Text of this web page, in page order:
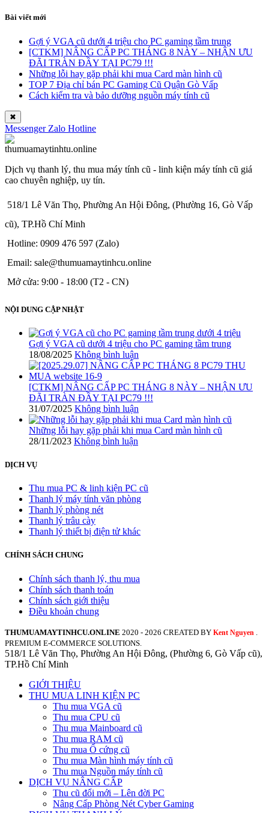
Bài viết mới
Gợi ý VGA cũ dưới 4 triệu cho PC gaming tầm trung
[CTKM] NÂNG CẤP PC THÁNG 8 NÀY – NHẬN ƯU
ĐÃI TRÀN ĐẦY TẠI PC79 !!!
Những lỗi hay gặp phải khi mua Card màn hình cũ
TOP 7 Địa chỉ bán PC Gaming Cũ Quận Gò Vấp
Cách kiểm tra và bảo dưỡng nguồn máy tính cũ
✖
Messenger Zalo Hotline
Dịch vụ thanh lý, thu mua máy tính cũ - linh kiện máy tính cũ giá
cao chuyên nghiệp, uy tín.
518/1 Lê Văn Thọ, Phường An Hội Đông, (Phường 16, Gò Vấp
cũ), TP.Hồ Chí Minh
Hotline: 0909 476 597 (Zalo)
Email: sale@thumuamaytinhcu.online
Mở cửa: 9:00 - 18:00 (T2 - CN)
NỘI DUNG CẬP NHẬT
Gợi ý VGA cũ dưới 4 triệu cho PC gaming tầm trung
18/08/2025 Không bình luận
[CTKM] NÂNG CẤP PC THÁNG 8 NÀY – NHẬN ƯU
ĐÃI TRÀN ĐẦY TẠI PC79 !!!
31/07/2025 Không bình luận
Những lỗi hay gặp phải khi mua Card màn hình cũ
28/11/2023 Không bình luận
DỊCH VỤ
Thu mua PC & linh kiện PC cũ
Thanh lý máy tính văn phòng
Thanh lý phòng nét
Thanh lý trâu cày
Thanh lý thiết bị điện tử khác
CHÍNH SÁCH CHUNG
Chính sách thanh lý, thu mua
Chính sách thanh toán
Chính sách giới thiệu
Điều khoản chung
THUMUAMAYTINHCU.ONLINE 2020 - 2026 CREATED BY Kent Nguyen
PREMIUM E-COMMERCE SOLUTIONS.
518/1 Lê Văn Thọ, Phường An Hội Đông, (Phường 6, Gò Vấp cũ),
TP.Hồ Chí Minh
GIỚI THIỆU
THU MUA LINH KIỆN PC
Thu mua VGA cũ
Thu mua CPU cũ
Thu mua Mainboard cũ
Thu mua RAM cũ
Thu mua Ổ cứng cũ
Thu mua Màn hình máy tính cũ
Thu mua Nguồn máy tính cũ
DỊCH VỤ NÂNG CẤP
Thu cũ đổi mới – Lên đời PC
Nâng Cấp Phòng Nét Cyber Gaming